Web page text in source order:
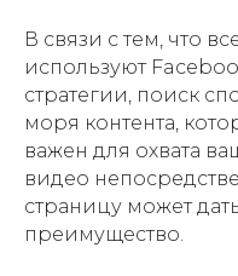
В связи с тем, что
используют
стратегии, поиск
моря контента,
важен для охвата
видео
страницу может
преимущество.